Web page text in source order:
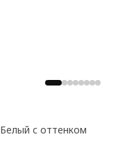
Белый с оттенком